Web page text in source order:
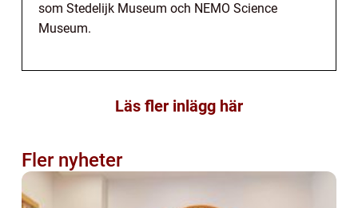
som Stedelijk Museum och NEMO Science
Museum.
Läs fler inlägg här
Fler nyheter